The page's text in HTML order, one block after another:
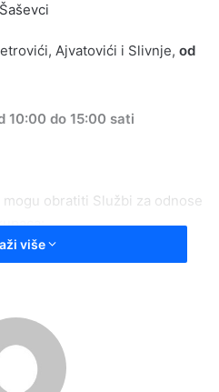
Ajvatovići i Slivnje, od
10:00 do 15:00 sati
obratiti Službi za odnose
na broj telefona 080 020 132
više